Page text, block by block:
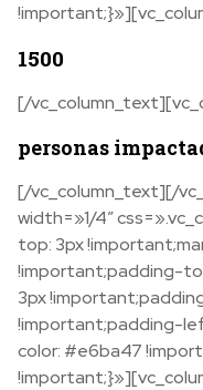
1500
[/
personas
[/vc_column_text][/
width=»1/4″
top: 3px
!important;padding-
3px
!important;padding-
color: #e6ba47